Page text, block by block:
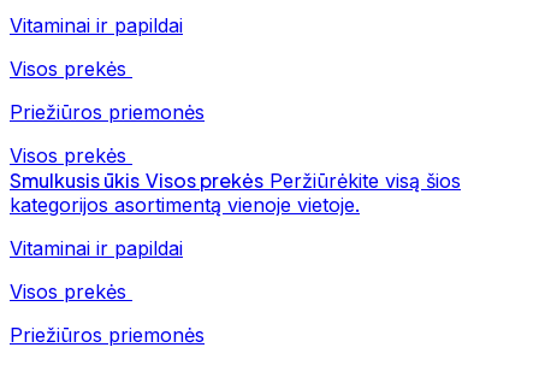
Vitaminai ir papildai
Visos prekės
Priežiūros priemonės
Visos prekės
Smulkusis ūkis Visos prekės Peržiūrėkite visą šios
kategorijos asortimentą vienoje vietoje.
Vitaminai ir papildai
Visos prekės
Priežiūros priemonės